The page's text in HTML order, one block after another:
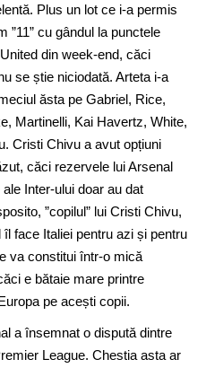
Plus un lot ce i-a permis
”11” cu gândul la punctele
din week-end, căci
se știe niciodată. Arteta i-a
ăsta pe Gabriel, Rice,
Martinelli, Kai Havertz, White,
Cristi Chivu a avut opțiuni
căci rezervele lui Arsenal
Inter-ului doar au dat
”copilul” lui Cristi Chivu,
face Italiei pentru azi și pentru
va constitui într-o mică
e bătaie mare printre
pe acești copii.
a însemnat o dispută dintre
League. Chestia asta ar